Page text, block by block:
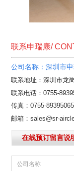
联系申瑞康/
公司名称：深圳市
联系地址：深圳市龙
联系电话：0755-
传真：0755-89395065
邮箱：sales@sr-
在线预订留言说